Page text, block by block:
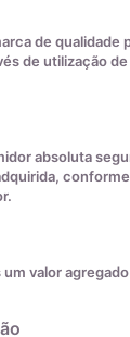
uma gema
Descubra
é uma
a zircônia
de qualidade
de utilização
absoluta
valor